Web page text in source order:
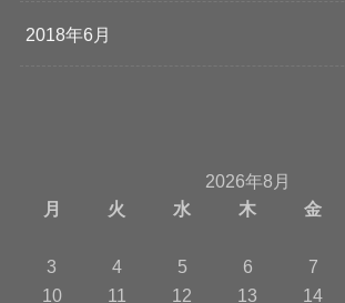
2018年6月
2026年8月
月
火 水 木 金
3
4 5 6 7
10
11 12 13 14